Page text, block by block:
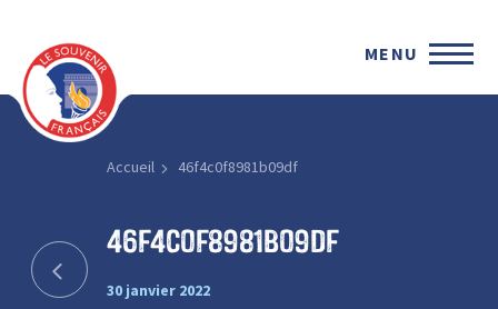
MENU
Accueil 46f4c0f8981b09df
46f4c0f8981b09df
30 janvier 2022